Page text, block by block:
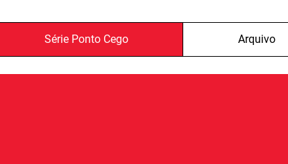
Série Ponto Cego Arquivo